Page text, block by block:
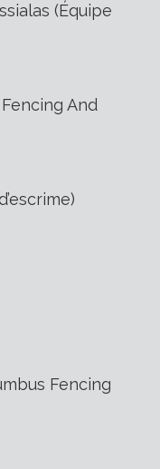
(Équipe
And
Fencing